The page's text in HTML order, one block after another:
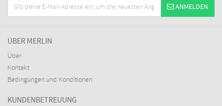
ANMELDEN
ÜBER MERLIN
Über
Kontakt
Bedingungen und Konditionen
KUNDENBETREUUNG